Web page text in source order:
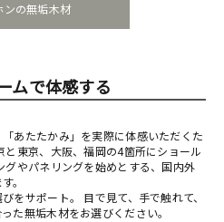
ンの無垢木材
ムで体感する
あたたかみ」を実際に体感いただくた
東京、大阪、福岡の4箇所にショール
やパネリングを始めとする、国内外
。
をサポート。 目で見て、手で触れて、
た無垢木材をお選びください。